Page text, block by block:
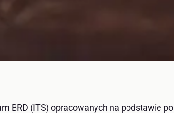
BRD (ITS) opracowanych na podstawie